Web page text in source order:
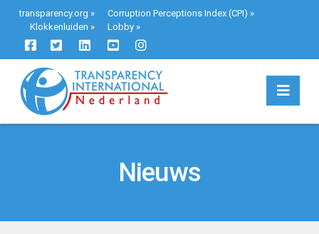
transparency.org » Corruption Perceptions Index (CPI) »
Klokkenluiden » Lobby»
Nieuws